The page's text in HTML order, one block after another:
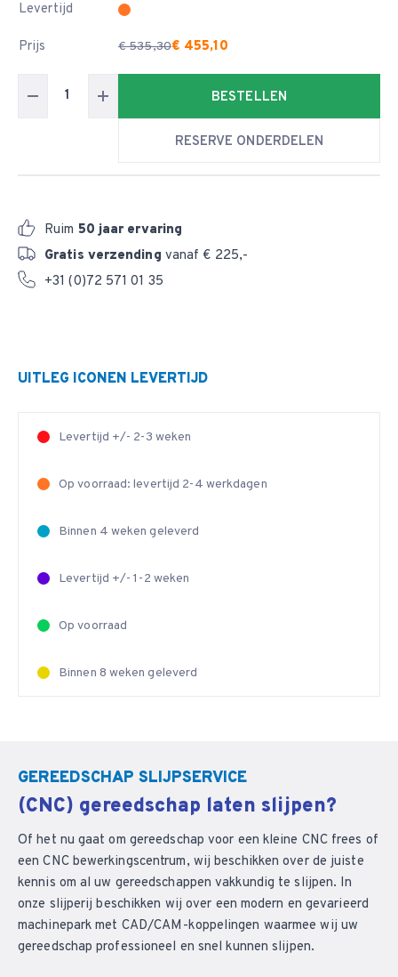
Levertijd
Prijs € 535,30€ 455,10
BESTELLEN
RESERVE ONDERDELEN
Ruim 50 jaar ervaring
Gratis verzending vanaf € 225,-
+31 (0)72 571 01 35
UITLEG ICONEN LEVERTIJD
Levertijd +/- 2-3 weken
Op voorraad: levertijd 2-4 werkdagen
Binnen 4 weken geleverd
Levertijd +/- 1-2 weken
Op voorraad
Binnen 8 weken geleverd
GEREEDSCHAP SLIJPSERVICE
(CNC) gereedschap laten slijpen?
Of het nu gaat om gereedschap voor een kleine CNC frees of
een CNC bewerkingscentrum, wij beschikken over de juiste
kennis om al uw gereedschappen vakkundig te slijpen. In
onze slijperij beschikken wij over een modern en gevarieerd
machinepark met CAD/CAM-koppelingen waarmee wij uw
gereedschap professioneel en snel kunnen slijpen.